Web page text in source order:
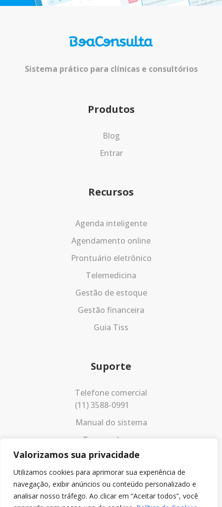
Valorizamos sua privacidade
Utilizamos cookies para aprimorar sua experiência de
navegação, exibir anúncios ou conteúdo personalizado e
analisar nosso tráfego. Ao clicar em “Aceitar todos”, você
Sistema prático para clínicas e consultórios
Produtos
Blog
Entrar
Recursos
Agenda inteligente
Agendamento online
Prontuário eletrônico
Telemedicina
Gestão de estoque
Gestão financeira
Guia Tiss
Suporte
Telefone comercial
(11) 3588-0991
Manual do sistema
Termos de uso
Política de privacidade